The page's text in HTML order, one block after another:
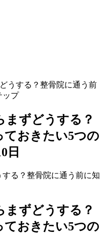
うする？整骨院に通う前
ップ
まずどうする？
ておきたい5つの
日
まずどうする？
ておきたい5つの